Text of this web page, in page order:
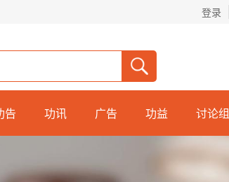
登录
告 功讯 广告 功益 讨论组